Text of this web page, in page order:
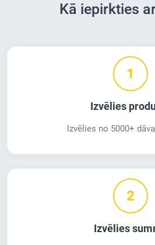
Kā iepirkties
1
Izvēlies
Izvēlies no 5000+
2
Izvēlies